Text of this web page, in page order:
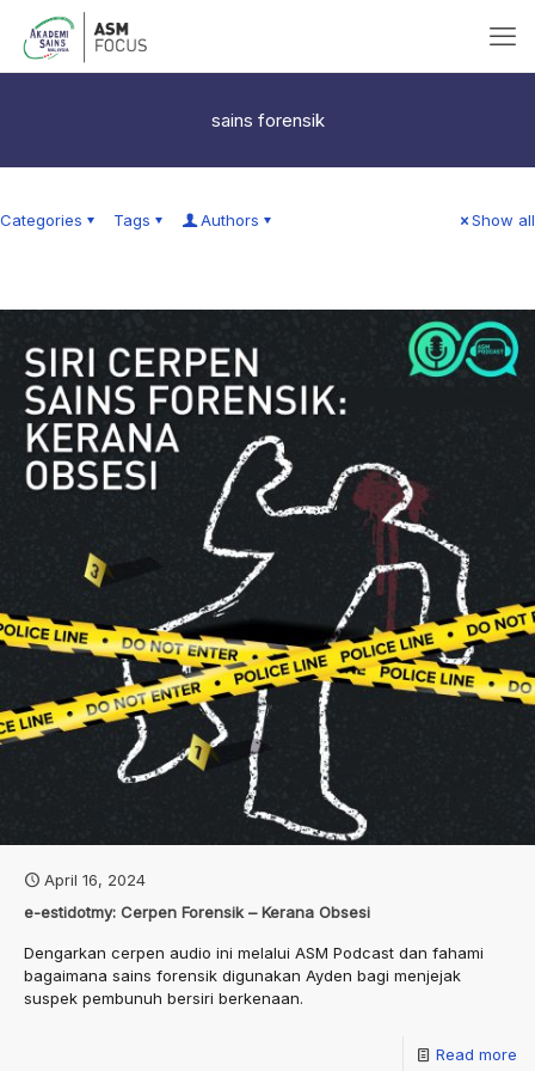
sains forensik
Categories Tags Authors Show all
April 16, 2024
e-estidotmy: Cerpen Forensik – Kerana Obsesi
Dengarkan cerpen audio ini melalui ASM Podcast dan fahami
bagaimana sains forensik digunakan Ayden bagi menjejak
suspek pembunuh bersiri berkenaan.
Read more